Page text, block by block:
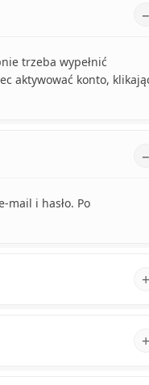
trzeba wypełnić
aktywować konto,
mail i hasło. Po